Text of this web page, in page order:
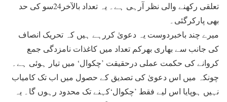
تعلقی رکھنے والی نظر آرہی ہے۔ یہ تعداد بالآخر24سو کی حد
بھی پارکرگئی۔
میرے چند باخبردوست یہ دعویٰ کررہے ہیں کہ تحریک انصاف
کی جانب سے بھاری بھرکم تعداد میں کاغذات نامزدگی جمع
کروانے کی حکمت عملی درحقیقت ’چکوال‘ میں تیار ہوئی ہے۔
چونکہ میں اس دعویٰ کی تصدیق کے حصول میں اب تک کامیاب
نہیں ہوپایا اس لیے فقط ’چکوال‘کہنے تک محدود رہوں گا۔ یہ